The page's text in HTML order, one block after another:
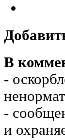
В
-
-
и